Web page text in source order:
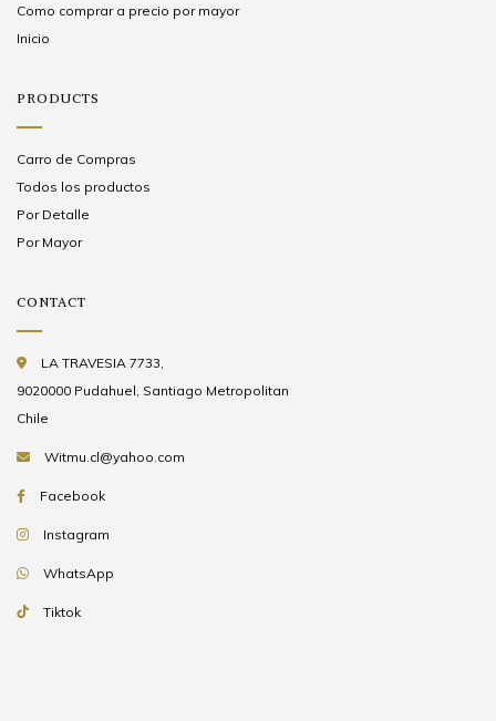
Como comprar a precio por mayor
Inicio
PRODUCTS
Carro de Compras
Todos los productos
Por Detalle
Por Mayor
CONTACT
LA TRAVESIA 7733,
9020000 Pudahuel, Santiago Metropolitan
Chile
Witmu.cl@yahoo.com
Facebook
Instagram
WhatsApp
Tiktok